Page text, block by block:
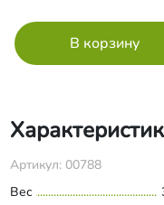
Артикул: 00788
Вес